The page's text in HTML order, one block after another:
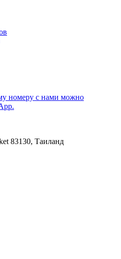
номеру с нами можно
83130, Таиланд